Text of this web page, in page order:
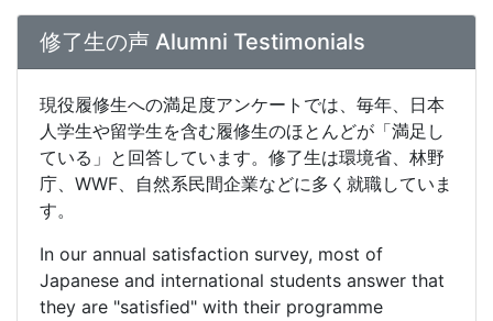
修了生の声 Alumni Testimonials
現役履修⽣への満⾜度アンケートでは、毎年、⽇本
⼈学生や留学⽣を含む履修⽣のほとんどが「満⾜し
ている」と回答しています。修了⽣は環境省、林野
庁、WWF、⾃然系⺠間企業などに多く就職していま
す。
In our annual satisfaction survey, most of
Japanese and international students answer that
they are "satisfied" with their programme